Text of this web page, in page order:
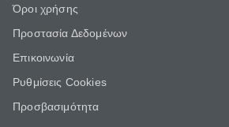
Όροι χρήσης
Προστασία Δεδομένων
Επικοινωνία
Ρυθμίσεις Cookies
Προσβασιμότητα